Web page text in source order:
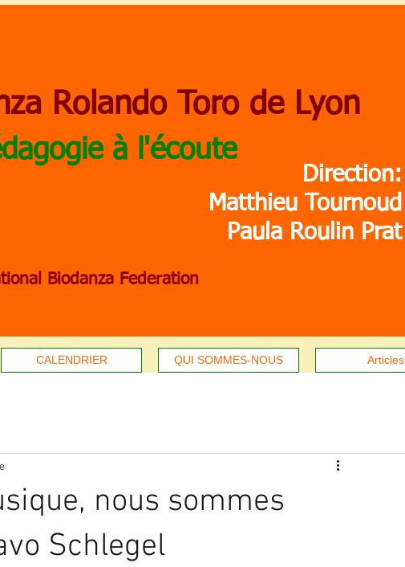
Rolando Toro de Lyon
à l'écoute
Direction:
Matthieu Tournoud
Paula Roulin Prat
Biodanza Federation
CALENDRIER QUI SOMMES-NOUS Articles
nous sommes
Schlegel